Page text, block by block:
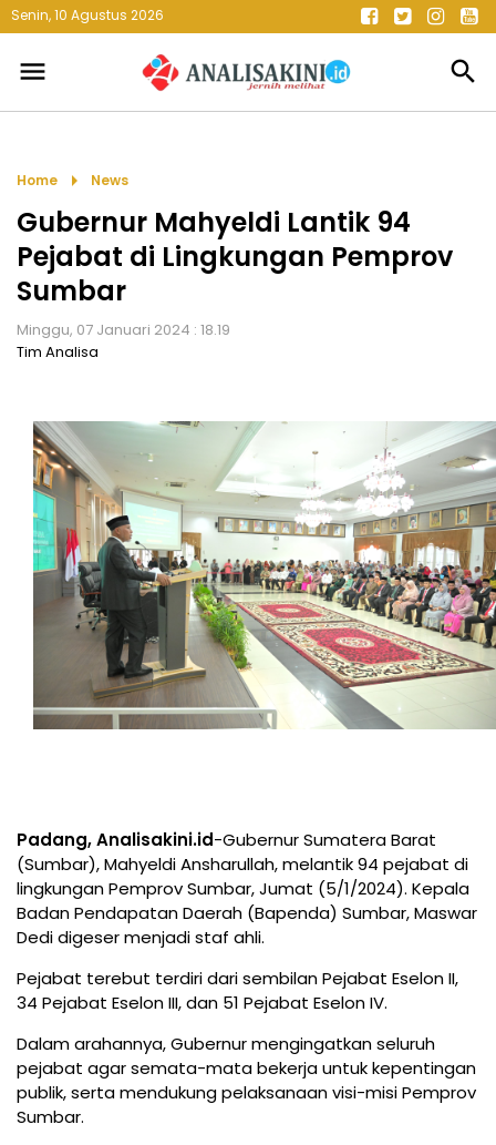
Senin, 10 Agustus 2026
menu search
Home arrow_right News
Gubernur Mahyeldi Lantik 94
Pejabat di Lingkungan Pemprov
Sumbar
Minggu, 07 Januari 2024 : 18.19
Tim Analisa
Padang, Analisakini.id-Gubernur Sumatera Barat
(Sumbar), Mahyeldi Ansharullah, melantik 94 pejabat di
lingkungan Pemprov Sumbar, Jumat (5/1/2024). Kepala
Badan Pendapatan Daerah (Bapenda) Sumbar, Maswar
Dedi digeser menjadi staf ahli.
Pejabat terebut terdiri dari sembilan Pejabat Eselon II,
34 Pejabat Eselon III, dan 51 Pejabat Eselon IV.
Dalam arahannya, Gubernur mengingatkan seluruh
pejabat agar semata-mata bekerja untuk kepentingan
publik, serta mendukung pelaksanaan visi-misi Pemprov
Sumbar.